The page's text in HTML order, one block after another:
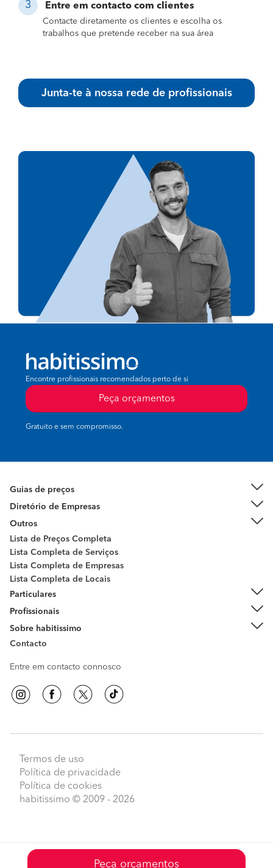
Entre em contacto com clientes
Contacte diretamente os clientes e escolha os
trabalhos que pretende receber na sua área
Junta-te à nossa rede de profissionais
Peça orçamentos
Encontre profissionais recomendados perto de si
Peça orçamentos
Gratuito e sem compromisso.
Guias de preços
Diretório de Empresas
Outros
Lista de Preços Completa
Lista Completa de Serviços
Lista Completa de Empresas
Lista Completa de Locais
Particulares
Profissionais
Sobre habitissimo
Contacto
Entre em contacto connosco
Termos de uso
Política de privacidade
Política de cookies
habitissimo © 2009 - 2026